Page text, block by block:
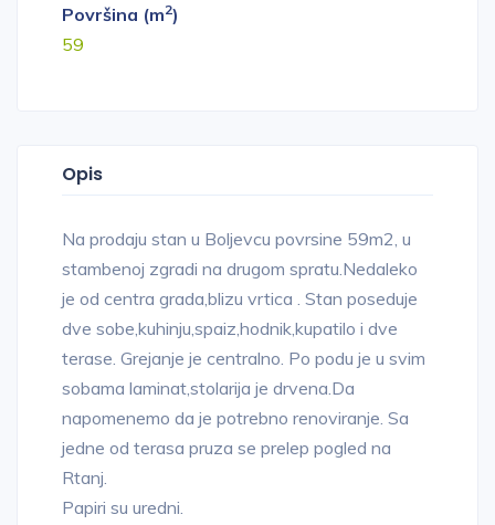
Površina (m2)
59
Opis
Na prodaju stan u Boljevcu povrsine 59m2, u
stambenoj zgradi na drugom spratu.Nedaleko
je od centra grada,blizu vrtica . Stan poseduje
dve sobe,kuhinju,spaiz,hodnik,kupatilo i dve
terase. Grejanje je centralno. Po podu je u svim
sobama laminat,stolarija je drvena.Da
napomenemo da je potrebno renoviranje. Sa
jedne od terasa pruza se prelep pogled na
Rtanj.
Papiri su uredni.